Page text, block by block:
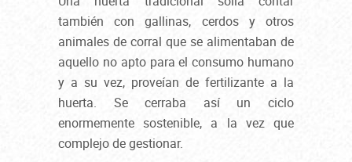
también con gallinas, cerdos y otros
animales de corral que se alimentaban de
aquello no apto para el consumo humano
y a su vez, proveían de fertilizante a la
huerta. Se cerraba así un ciclo
enormemente sostenible, a la vez que
complejo de gestionar.